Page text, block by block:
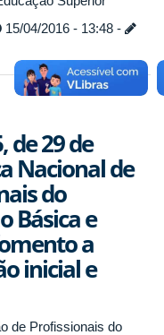
15/04/2016 - 13:48 -
de 29 de
Nacional de
do
Básica e
a
inicial e
de Profissionais do